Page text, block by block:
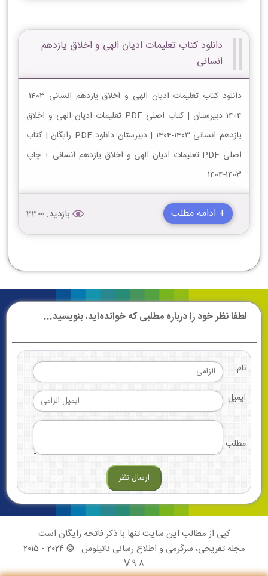
دانلود کتاب تعلیمات ادیان الهی و اخلاق یازدهم
انسانی
دانلود کتاب تعلیمات ادیان الهی و اخلاق یازدهم انسانی 1403-
1404 دبیرستان | کتاب اصلی PDF تعلیمات ادیان الهی و اخلاق
یازدهم انسانی 1403-1404 | دبیرستان دانلود PDF رایگان | کتاب
اصلی PDF تعلیمات ادیان الهی و اخلاق یازدهم انسانی + چاپ
1403-1404
+ ادامه مطلب بازدید: 3300
لطفا نظر خود را درباره مطلبی که خوانده‌اید، بنویسید...
نام
ایمیل
مطلب
کپی از مطالب این سایت تنها با ذکر فاتحه رایگان است
مجله تفریحی، سرگرمی و اطلاع رسانی ناتیلوس © 2024 - 2015
V 9.8